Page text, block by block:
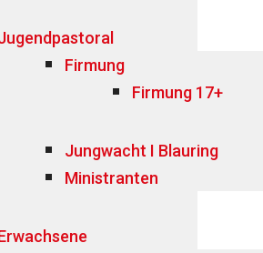
Firmung
Firmung 17+
Jungwacht I Blauring
Ministranten